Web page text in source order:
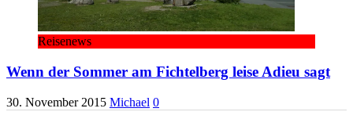
Reisenews
Wenn der Sommer am Fichtelberg leise Adieu sagt
30. November 2015 Michael 0